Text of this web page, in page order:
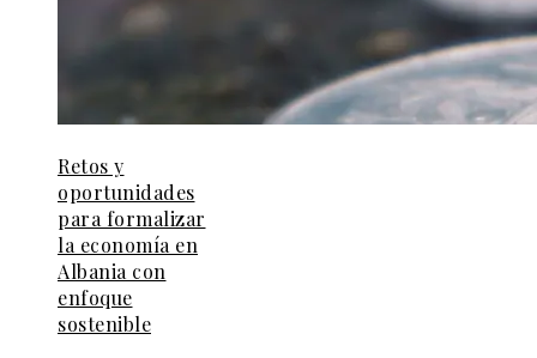
Retos y
oportunidades
para formalizar
la economía en
Albania con
enfoque
sostenible